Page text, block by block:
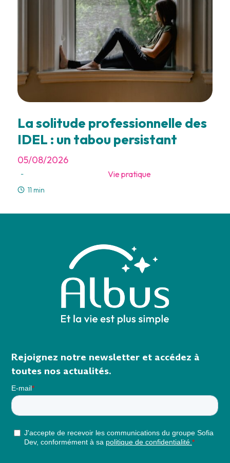
La solitude professionnelle des
IDEL : un tabou persistant
05/08/2026
- Vie pratique
11 min
Rejoignez notre newsletter et accédez à
toutes nos actualités.